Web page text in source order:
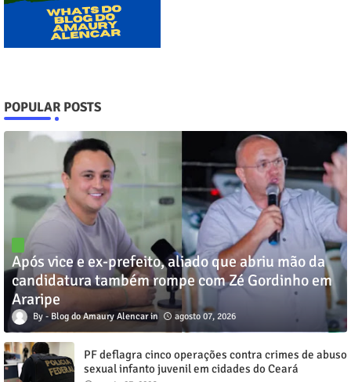
POPULAR POSTS
Após vice e ex-prefeito, aliado que abriu mão da
candidatura também rompe com Zé Gordinho em
Araripe
Blog do Amaury Alencar agosto 07, 2026
PF deflagra cinco operações contra crimes de abuso
sexual infanto juvenil em cidades do Ceará